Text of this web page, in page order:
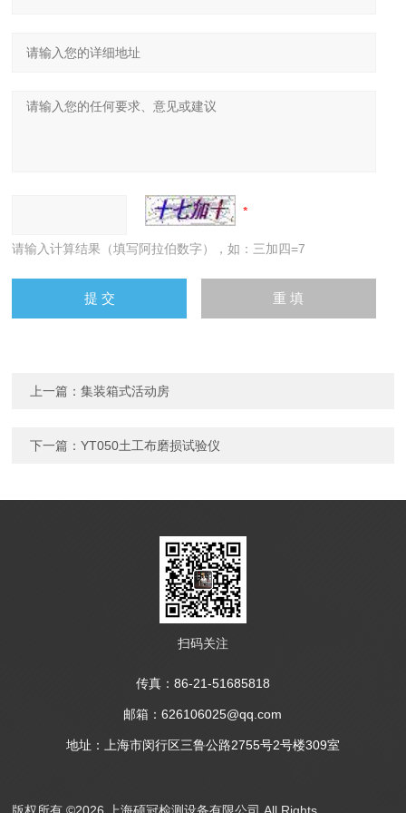
请输入计算结果（填写阿拉伯数字），如：三加四=7
上一篇：集装箱式活动房
下一篇：YT050土工布磨损试验仪
扫码关注
传真：86-21-51685818
邮箱：626106025@qq.com
地址：上海市闵行区三鲁公路2755号2号楼309室